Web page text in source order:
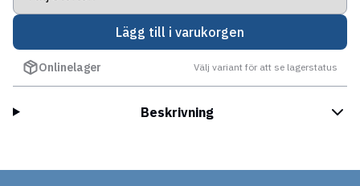
Lägg till i varukorgen
Onlinelager Välj variant för att se lagerstatus
Beskrivning